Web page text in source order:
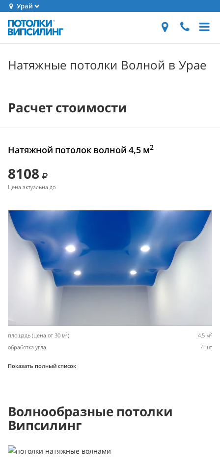
Урай
Натяжные потолки Волной в Урае
Расчет стоимости
Натяжной потолок волной 4,5 м2
8108
Цена актуальна до
площадь (цена от 30 м2) 4,5 м2
обработка угла 4 шт
Показать полный список
Волнообразные потолки
Випсилинг